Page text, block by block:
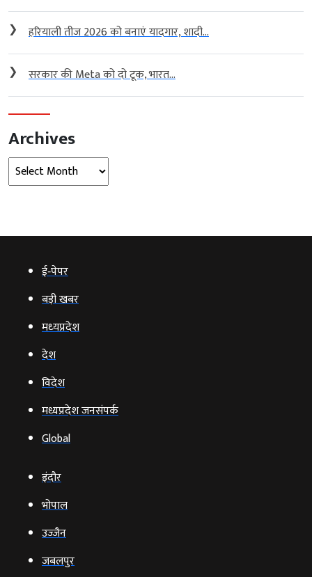
❯ हरियाली तीज 2026 को बनाएं यादगार, शादी...
❯ सरकार की Meta को दो टूक, भारत...
Archives
Archives
ई‑पेपर
बड़ी खबर
मध्‍यप्रदेश
देश
विदेश
मध्यप्रदेश जनसंपर्क
Global
इंदौर
भोपाल
उज्‍जैन
जबलपुर